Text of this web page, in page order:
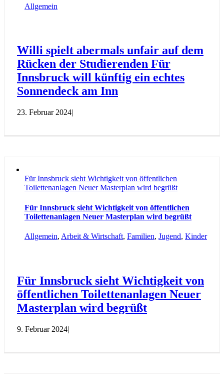
Allgemein
Willi spielt abermals unfair auf dem
Rücken der Studierenden Für
Innsbruck will künftig ein echtes
Sonnendeck am Inn
23. Februar 2024|
Für Innsbruck sieht Wichtigkeit von öffentlichen
Toilettenanlagen Neuer Masterplan wird begrüßt
Für Innsbruck sieht Wichtigkeit von öffentlichen
Toilettenanlagen Neuer Masterplan wird begrüßt
Allgemein, Arbeit & Wirtschaft, Familien, Jugend, Kinder
Für Innsbruck sieht Wichtigkeit von
öffentlichen Toilettenanlagen Neuer
Masterplan wird begrüßt
9. Februar 2024|